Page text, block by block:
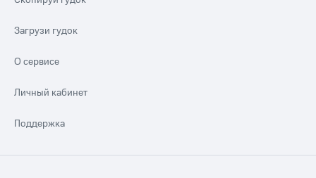
Загрузи гудок
О сервисе
Личный кабинет
Поддержка